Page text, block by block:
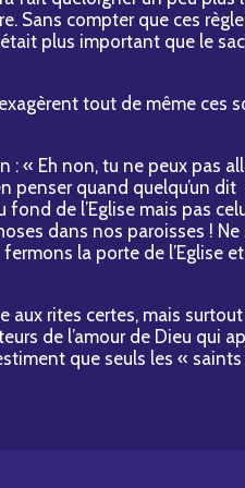
Sans compter que ces
plus important que le
tout de même ces
: « Eh non, tu ne peux pas
penser quand quelqu’un
de l’Eglise mais pas
dans nos paroisses !
la porte de l’Eglise
aux rites certes, mais
de l’amour de Dieu qui
que seuls les « saints